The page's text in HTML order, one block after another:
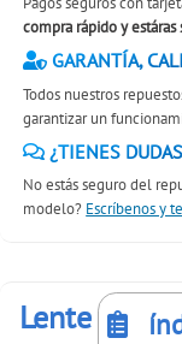
compra rápido y
GARANTÍA,
Todos nuestros
garantizar un
¿TIENES
No estás seguro del
modelo? Escríbenos y
Lente